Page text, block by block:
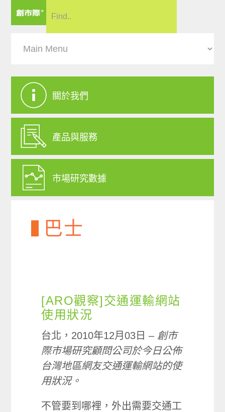
關於我們
產品與服務
市場研究數據
巴士
[ARO觀察]交通運輸網站
使用狀況
台北，2010年12月03日 – 創市
際市場研究顧問公司於今日公佈
台灣地區網友交通運輸網站的使
用狀況。
不管要到哪裡，外出需要交通工